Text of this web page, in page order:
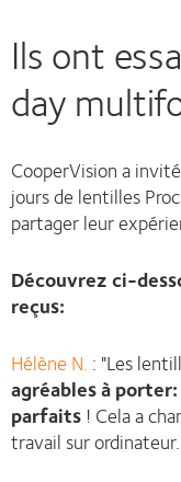
Ils ont
day
CooperVision a
jours de lentilles
partager leur
Découvrez ci-
reçus:
Hélène N. : "Les
agréables à
parfaits ! Cela a
travail sur